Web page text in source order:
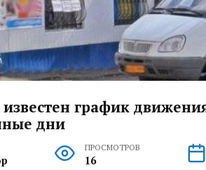
известен график
дни
ПРОСМОТРОВ
16